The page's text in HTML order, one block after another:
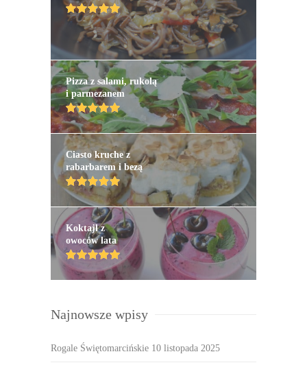
Pizza z salami, rukolą
i parmezanem
Ciasto kruche z
rabarbarem i bezą
Koktajl z
owoców lata
Najnowsze wpisy
Rogale Świętomarcińskie 10 listopada 2025